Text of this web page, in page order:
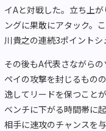
イAと対戦した。立ち上
ングに果敢にアタック。
川貴之の連続3ポイントシ
その後もA代表さながら
ペイの攻撃を封じるもの
逸してリードを保つこと
ベンチに下がる時間帯に
相手に速攻のチャンスを